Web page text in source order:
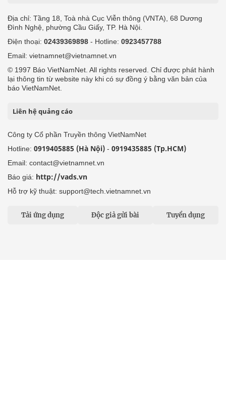
Địa chỉ: Tầng 18, Toà nhà Cục Viễn thông (VNTA), 68 Dương
Đình Nghệ, phường Cầu Giấy, TP. Hà Nội.
Điện thoại: 02439369898 - Hotline: 0923457788
Email: vietnamnet@vietnamnet.vn
© 1997 Báo VietNamNet. All rights reserved. Chỉ được phát hành
lại thông tin từ website này khi có sự đồng ý bằng văn bản của
báo VietNamNet.
Liên hệ quảng cáo
Công ty Cổ phần Truyền thông VietNamNet
Hotline: 0919405885 (Hà Nội) - 0919435885 (Tp.HCM)
Email: contact@vietnamnet.vn
Báo giá: http://vads.vn
Hỗ trợ kỹ thuật: support@tech.vietnamnet.vn
Tải ứng dụng Độc giả gửi bài Tuyển dụng